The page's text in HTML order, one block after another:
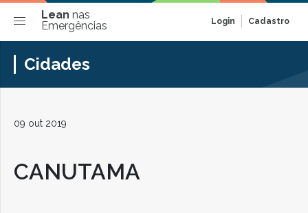
Lean nas
Emergências
Login Cadastro
Cidades
09 out 2019
CANUTAMA